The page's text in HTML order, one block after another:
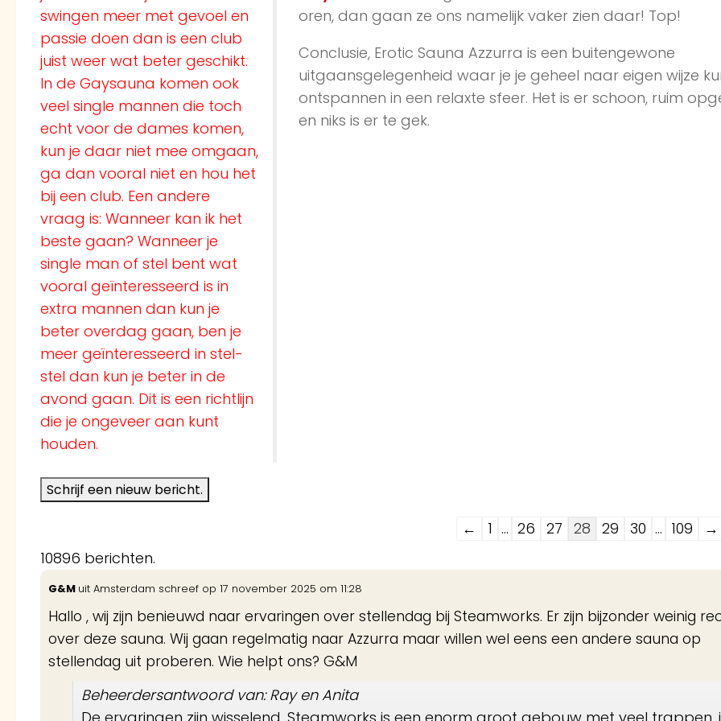
swingen meer met gevoel en
passie doen dan is een club
juist weer wat beter geschikt.
In de Gaysauna komen ook
veel single mannen die toch
echt voor de dames komen,
kun je daar niet mee omgaan,
ga dan vooral niet en hou het
bij een club. Een andere
vraag is: Wanneer kan ik het
beste gaan? Wanneer je
single man of stel bent wat
vooral geïnteresseerd is in
extra mannen dan kun je
beter overdag gaan, ben je
meer geïnteresseerd in stel-
stel dan kun je beter in de
avond gaan. Dit is een richtlijn
die je ongeveer aan kunt
houden.
oren, dan gaan ze ons namelijk vaker zien daar! Top!
Conclusie, Erotic Sauna Azzurra is een buitengewone
uitgaansgelegenheid waar je je geheel naar eigen wijze
ontspannen in een relaxte sfeer. Het is er schoon, ruim
en niks is er te gek.
Navigatie
de
lijst
← 1 ... 26 27 28 29 30 ... 109 →
10896 berichten.
G&M uit Amsterdam schreef op 17 november 2025 om 11:28
Hallo , wij zijn benieuwd naar ervaringen over stellendag bij Steamworks. Er zijn bijzonder weinig
over deze sauna. Wij gaan regelmatig naar Azzurra maar willen wel eens een andere sauna op
stellendag uit proberen. Wie helpt ons? G&M
Beheerdersantwoord van: Ray en Anita